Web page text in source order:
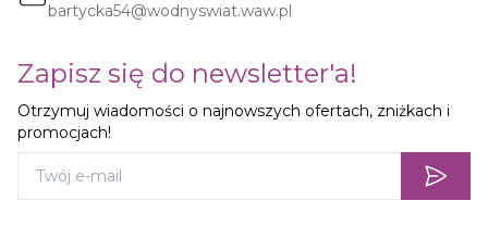
bartycka54@wodnyswiat.waw.pl
Zapisz się do newsletter'a!
Otrzymuj wiadomości o najnowszych ofertach, zniżkach i
promocjach!